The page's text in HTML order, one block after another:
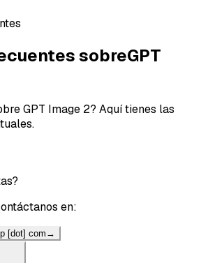
sobreGPT
GPT Image 2? Aquí tienes las
en:
[dot] com →